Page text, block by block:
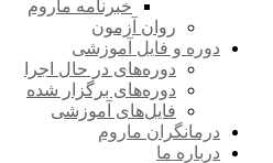
خبرنامه ماروم
روان آزمون
دوره و فایل آموزشی
دوره‌های در حال اجرا
دوره‌های برگزار شده
فایل‌های آموزشی
درمانگران ماروم
درباره ما